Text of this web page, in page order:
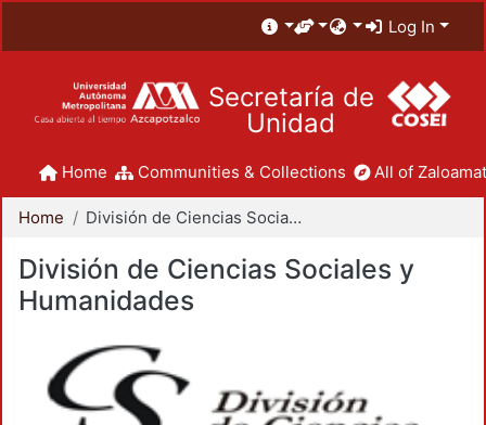
Log In
Secretaría de
Unidad
Home Communities & Collections All of
Home División de Ciencias Sociales y Humanidades
División de Ciencias Sociales y
Humanidades